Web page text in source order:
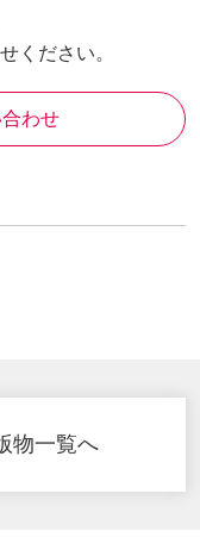
ください。
わせ
物一覧へ